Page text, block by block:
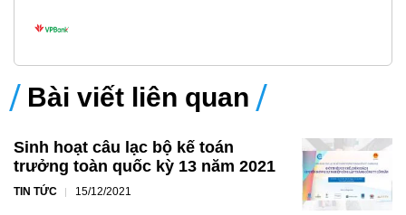
Bài viết liên quan
Sinh hoạt câu lạc bộ kế toán
trưởng toàn quốc kỳ 13 năm 2021
TIN TỨC 15/12/2021